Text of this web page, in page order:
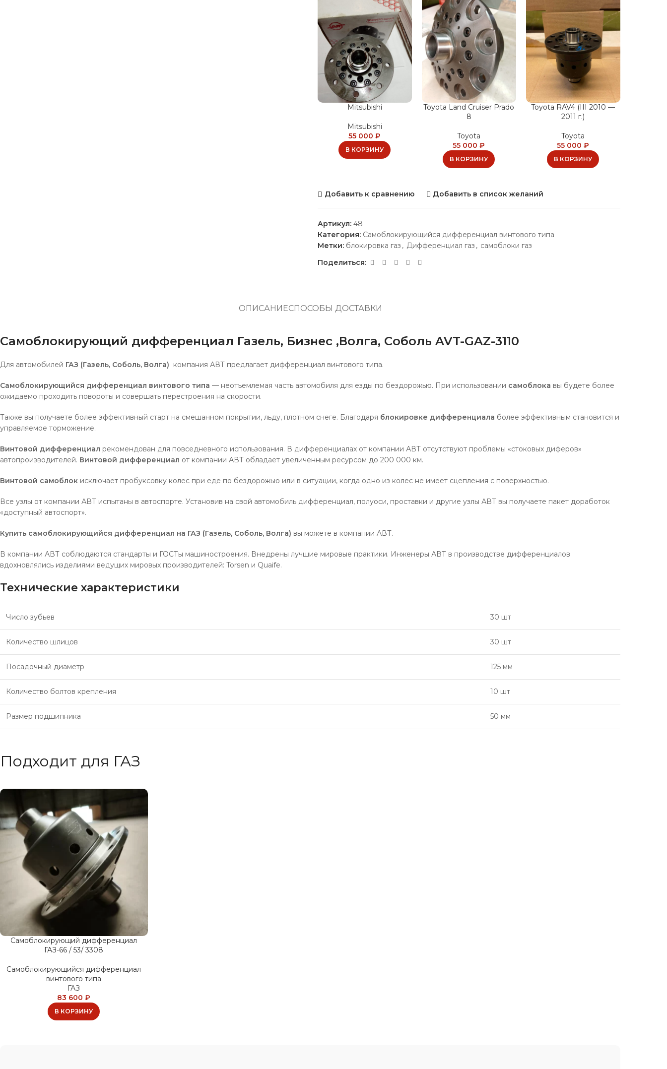
Mitsubishi
Mitsubishi
55 000₽
В КОРЗИНУ
Toyota Land Cruiser Prado
8
Toyota
55 000₽
В КОРЗИНУ
Toyota RAV4 (III 2010 —
2011 г.)
Toyota
55 000₽
В КОРЗИНУ
Добавить к сравнению Добавить в список желаний
Артикул: 48
Категория: Самоблокирующийся дифференциал винтового типа
Метки: блокировка газ , Дифференциал газ , самоблоки газ
Поделиться:
ОПИСАНИЕСПОСОБЫ ДОСТАВКИ
Самоблокирующий дифференциал Газель, Бизнес ,Волга, Соболь AVT-GAZ-3110
Для автомобилей ГАЗ (Газель, Соболь, Волга) компания АВТ предлагает дифференциал винтового типа.
Самоблокирующийся дифференциал винтового типа — неотъемлемая часть автомобиля для езды по бездорожью. При использовании самоблока вы будете более
ожидаемо проходить повороты и совершать перестроения на скорости.
Также вы получаете более эффективный старт на смешанном покрытии, льду, плотном снеге. Благодаря блокировке дифференциала более эффективным становится и
управляемое торможение.
Винтовой дифференциал рекомендован для повседневного использования. В дифференциалах от компании АВТ отсутствуют проблемы «стоковых диферов»
автопроизводителей. Винтовой дифференциал от компании АВТ обладает увеличенным ресурсом до 200 000 км.
Винтовой самоблок исключает пробуксовку колес при еде по бездорожью или в ситуации, когда одно из колес не имеет сцепления с поверхностью.
Все узлы от компании АВТ испытаны в автоспорте. Установив на свой автомобиль дифференциал, полуоси, проставки и другие узлы АВТ вы получаете пакет доработок
«доступный автоспорт».
Купить самоблокирующийся дифференциал на ГАЗ (Газель, Соболь, Волга) вы можете в компании АВТ.
В компании АВТ соблюдаются стандарты и ГОСТы машиностроения. Внедрены лучшие мировые практики. Инженеры АВТ в производстве дифференциалов
вдохновлялись изделиями ведущих мировых производителей: Torsen и Quaife.
Технические характеристики
Число зубьев 30 шт
Количество шлицов 30 шт
Посадочный диаметр 125 мм
Количество болтов крепления 10 шт
Размер подшипника 50 мм
Подходит для ГАЗ
Самоблокирующий дифференциал
ГАЗ-66 / 53/ 3308
Самоблокирующийся дифференциал
винтового типа
ГАЗ
83 600₽
В КОРЗИНУ